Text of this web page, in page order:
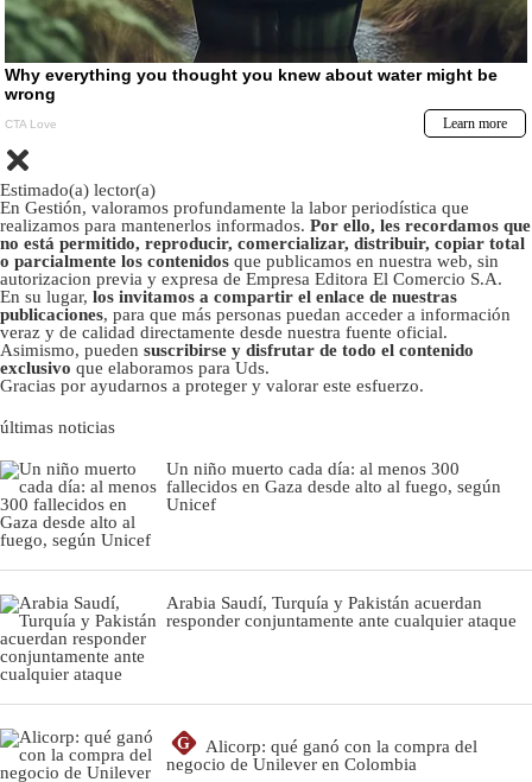
Estimado(a) lector(a)
En Gestión, valoramos profundamente la labor periodística que
realizamos para mantenerlos informados. Por ello, les recordamos que
no está permitido, reproducir, comercializar, distribuir, copiar total
o parcialmente los contenidos que publicamos en nuestra web, sin
autorizacion previa y expresa de Empresa Editora El Comercio S.A.
En su lugar, los invitamos a compartir el enlace de nuestras
publicaciones, para que más personas puedan acceder a información
veraz y de calidad directamente desde nuestra fuente oficial.
Asimismo, pueden suscribirse y disfrutar de todo el contenido
exclusivo que elaboramos para Uds.
Gracias por ayudarnos a proteger y valorar este esfuerzo.
últimas noticias
Un niño muerto cada día: al menos 300
fallecidos en Gaza desde alto al fuego, según
Unicef
Arabia Saudí, Turquía y Pakistán acuerdan
responder conjuntamente ante cualquier ataque
G
Alicorp: qué ganó con la compra del
negocio de Unilever en Colombia